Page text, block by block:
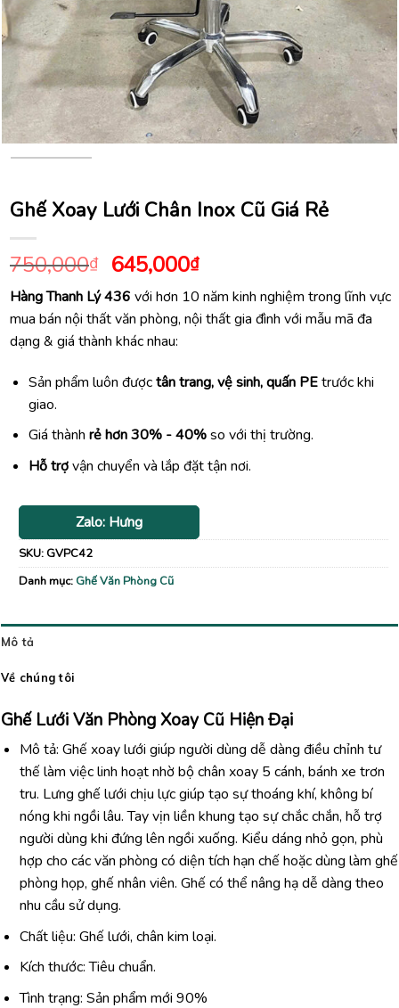
Ghế Xoay Lưới Chân Inox Cũ Giá Rẻ
750,000₫ Giá
gốc
là:
750,000₫.
645,000₫Giá
hiện
tại
là:
Hàng Thanh Lý 436 với hơn 10 năm kinh nghiệm trong lĩnh vực
mua bán nội thất văn phòng, nội thất gia đình với mẫu mã đa
dạng & giá thành khác nhau:
Sản phẩm luôn đượctân trang, vệ sinh, quấn PEtrước khi
giao.
Giá thành rẻ hơn 30% - 40%so với thị trường.
Hỗ trợvận chuyển và lắp đặt tận nơi.
Zalo: Hưng
SKU: GVPC42
Danh mục: Ghế Văn Phòng Cũ
Mô tả
Về chúng tôi
Ghế LướiVăn PhòngXoay Cũ HiệnĐại
Mô tả: Ghếxoaylưới giúp người dùng dễ dàng điều chỉnh tư
thếlàm việclinh hoạtnhờbộchân xoay 5 cánh, bánh xe trơn
tru. Lưng ghếlưới chịu lựcgiúp tạo sựthoáng khí, không bí
nóng khi ngồi lâu.Tayvịn liền khung tạo sựchắcchắn, hỗtrợ
người dùng khi đứng lên ngồi xuống. Kiểu dáng nhỏgọn, phù
hợp cho cácvăn phòng có diện tích hạn chếhoặcdùng làm ghế
phòng họp, ghếnhân viên. Ghếcó thể nâng hạdễ dàng theo
nhu cầu sửdụng.
Chất liệu: Ghế lưới, chân kim loại.
Kích thước: Tiêu chuẩn.
Tình trạng: Sản phẩm mới 90%